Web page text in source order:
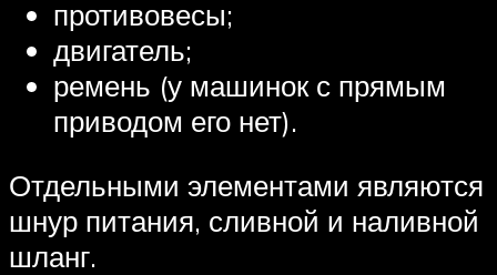
противовесы;
двигатель;
ремень (у машинок с прямым
приводом его нет).
Отдельными элементами являются
шнур питания, сливной и наливной
шланг.